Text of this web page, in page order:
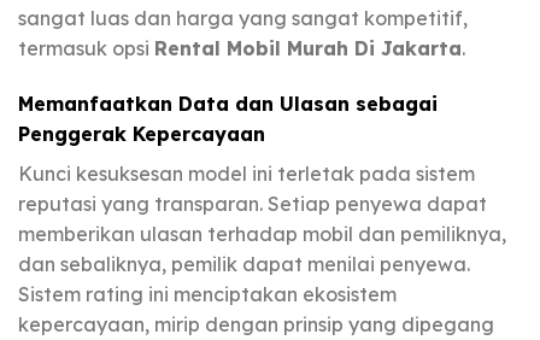
sangat luas dan harga yang sangat kompetitif,
termasuk opsi Rental Mobil Murah Di Jakarta.
Memanfaatkan Data dan Ulasan sebagai
Penggerak Kepercayaan
Kunci kesuksesan model ini terletak pada sistem
reputasi yang transparan. Setiap penyewa dapat
memberikan ulasan terhadap mobil dan pemiliknya,
dan sebaliknya, pemilik dapat menilai penyewa.
Sistem rating ini menciptakan ekosistem
kepercayaan, mirip dengan prinsip yang dipegang